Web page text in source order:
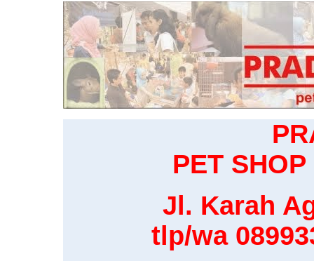
PET
Jl. Karah
tlp/wa